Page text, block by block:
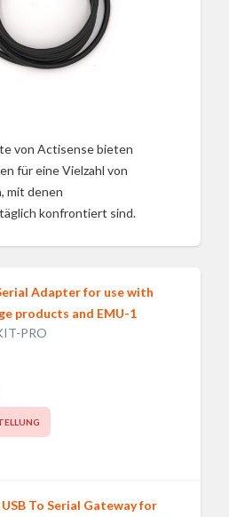
von Actisense bieten
für eine Vielzahl von
mit denen
konfrontiert sind.
Adapter for use with
products and EMU-1
PRO
To Serial Gateway for